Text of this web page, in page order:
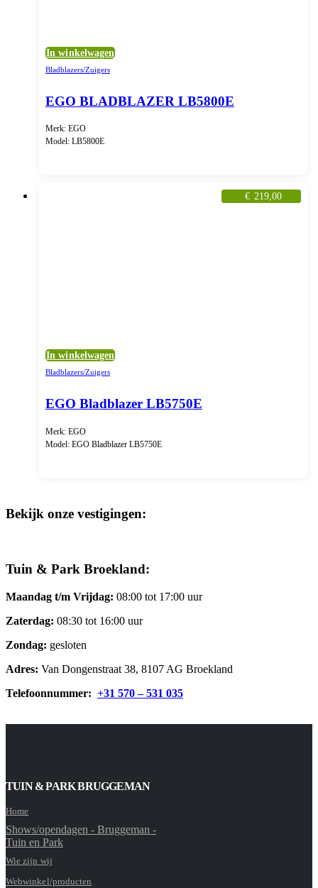
In winkelwagen
Bladblazers/Zuigers
EGO BLADBLAZER LB5800E
Merk: EGO
Model: LB5800E
€ 219,00
In winkelwagen
Bladblazers/Zuigers
EGO Bladblazer LB5750E
Merk: EGO
Model: EGO Bladblazer LB5750E
Bekijk onze vestigingen:
Tuin & Park Broekland:
Maandag t/m Vrijdag: 08:00 tot 17:00 uur
Zaterdag: 08:30 tot 16:00 uur
Zondag: gesloten
Adres: Van Dongenstraat 38, 8107 AG Broekland
Telefoonnummer: +31 570 – 531 035
TUIN & PARK BRUGGEMAN
Home
Shows/opendagen - Bruggeman -
Tuin en Park
Wie zijn wij
Webwinkel/producten